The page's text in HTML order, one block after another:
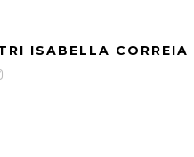
ISABELLA CORREIA